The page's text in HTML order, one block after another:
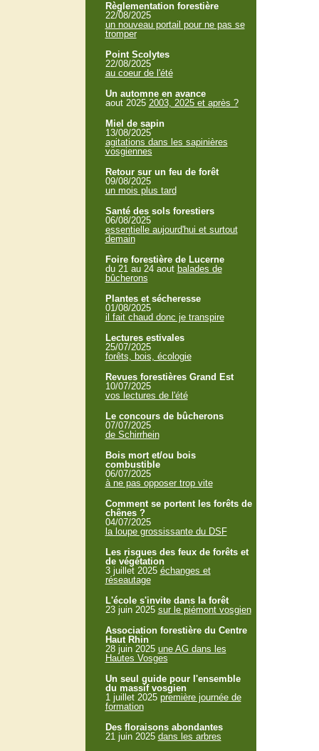
Règlementation forestière
22/08/2025
un nouveau portail pour ne pas se
tromper
Point Scolytes
22/08/2025
au coeur de l'été
Un automne en avance
aout 2025 2003, 2025 et après ?
Miel de sapin
13/08/2025
agitations dans les sapinières
vosgiennes
Retour sur un feu de forêt
09/08/2025
un mois plus tard
Santé des sols forestiers
06/08/2025
essentielle aujourd'hui et surtout
demain
Foire forestière de Lucerne
du 21 au 24 aout balades de
bûcherons
Plantes et sécheresse
01/08/2025
il fait chaud donc je transpire
Lectures estivales
25/07/2025
forêts, bois, écologie
Revues forestières Grand Est
10/07/2025
vos lectures de l'été
Le concours de bûcherons
07/07/2025
de Schirrhein
Bois mort et/ou bois
combustible
06/07/2025
à ne pas opposer trop vite
Comment se portent les forêts de
chênes ?
04/07/2025
la loupe grossissante du DSF
Les risques des feux de forêts et
de végétation
3 juillet 2025 échanges et
réseautage
L'école s'invite dans la forêt
23 juin 2025 sur le piémont vosgien
Association forestière du Centre
Haut Rhin
28 juin 2025 une AG dans les
Hautes Vosges
Un seul guide pour l'ensemble
du massif vosgien
1 juillet 2025 première journée de
formation
Des floraisons abondantes
21 juin 2025 dans les arbres